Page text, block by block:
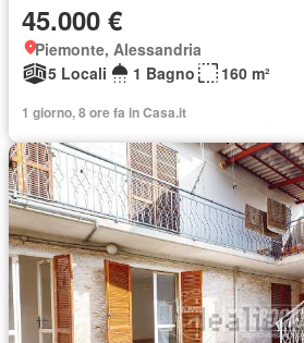
45.000 €
Piemonte, Alessandria
5 Locali
1 Bagno 160 m²
1 giorno, 8 ore fa in Casa.it